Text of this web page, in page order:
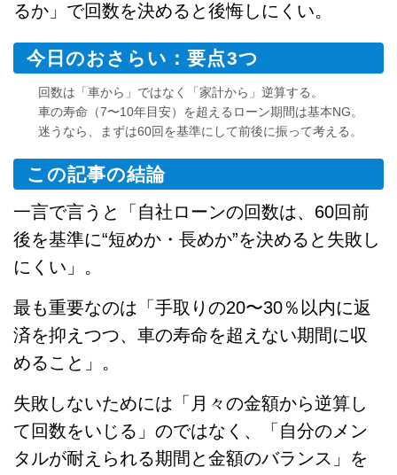
るか」で回数を決めると後悔しにくい。
今日のおさらい：要点3つ
回数は「車から」ではなく「家計から」逆算する。
車の寿命（7〜10年目安）を超えるローン期間は基本NG。
迷うなら、まずは60回を基準にして前後に振って考える。
この記事の結論
一言で言うと「自社ローンの回数は、60回前
後を基準に“短めか・長めか”を決めると失敗し
にくい」。
最も重要なのは「手取りの20〜30％以内に返
済を抑えつつ、車の寿命を超えない期間に収
めること」。
失敗しないためには「月々の金額から逆算し
て回数をいじる」のではなく、「自分のメン
タルが耐えられる期間と金額のバランス」を